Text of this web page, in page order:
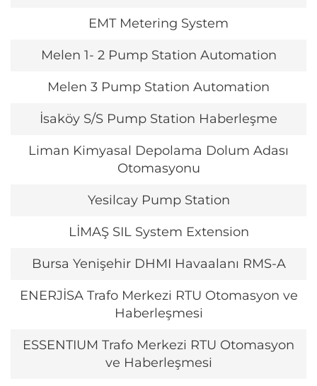
EMT Metering System
Melen 1- 2 Pump Station Automation
Melen 3 Pump Station Automation
İsaköy S/S Pump Station Haberleşme
Liman Kimyasal Depolama Dolum Adası
Otomasyonu
Yesilcay Pump Station
LİMAŞ SIL System Extension
Bursa Yenişehir DHMI Havaalanı RMS-A
ENERJİSA Trafo Merkezi RTU Otomasyon ve
Haberleşmesi
ESSENTIUM Trafo Merkezi RTU Otomasyon
ve Haberleşmesi